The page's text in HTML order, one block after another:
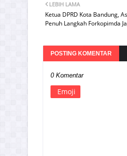
LEBIH LAMA
Ketua DPRD Kota Bandung,
Penuh Langkah Forkopimda
POSTING KOMENTAR
0 Komentar
Emoji